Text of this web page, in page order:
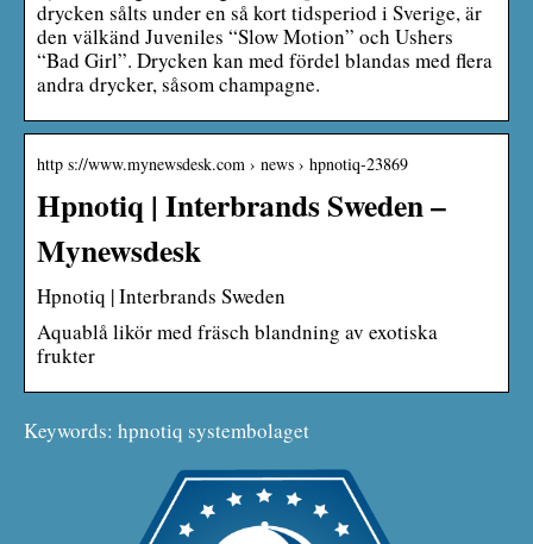
drycken sålts under en så kort tidsperiod i Sverige, är
den välkänd Juveniles “Slow Motion” och Ushers
“Bad Girl”. Drycken kan med fördel blandas med flera
andra drycker, såsom champagne.
http s://www.mynewsdesk.com › news › hpnotiq-23869
Hpnotiq | Interbrands Sweden –
Mynewsdesk
Hpnotiq | Interbrands Sweden
Aquablå likör med fräsch blandning av exotiska
frukter
Keywords: hpnotiq systembolaget